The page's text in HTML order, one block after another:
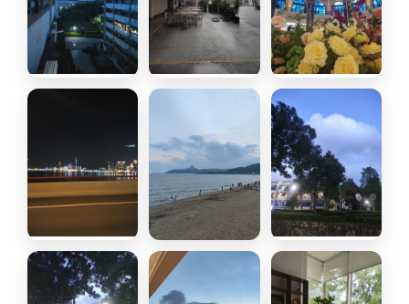
友誼大橋上 淇澳島 雨後的夜晚